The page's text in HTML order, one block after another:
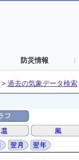
防災情報
> 過去の気象データ検索